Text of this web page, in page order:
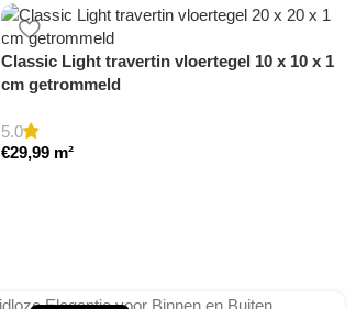
Classic Light travertin vloertegel 10 x 10 x 1
cm getrommeld
5.0
€29,99 m²